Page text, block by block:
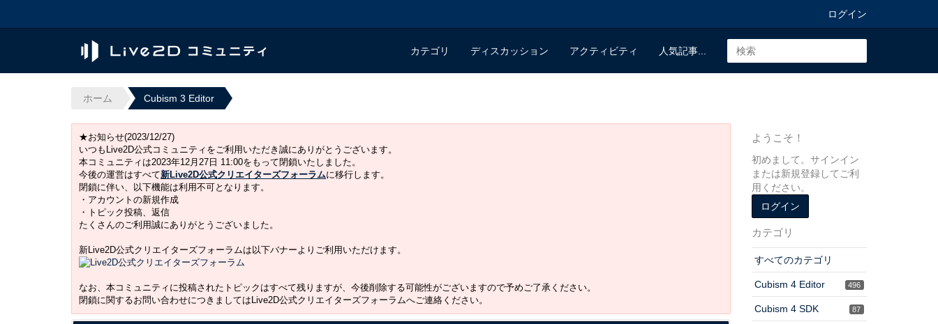
ログイン
カテゴリ ディスカッション アクティビティ 人気記事...
ホーム Cubism 3 Editor
★お知らせ(2023/12/27)
いつもLive2D公式コミュニティをご利用いただき誠にありがとうございます。
本コミュニティは2023年12月27日 11:00をもって閉鎖いたしました。
今後の運営はすべて新Live2D公式クリエイターズフォーラムに移行します。
閉鎖に伴い、以下機能は利用不可となります。
・アカウントの新規作成
・トピック投稿、返信
たくさんのご利用誠にありがとうございました。
新Live2D公式クリエイターズフォーラムは以下バナーよりご利用いただけます。
なお、本コミュニティに投稿されたトピックはすべて残りますが、今後削除する可能性がございますので予めご了承ください。
閉鎖に関するお問い合わせにつきましてはLive2D公式クリエイターズフォーラムへご連絡ください。
ようこそ！
初めまして。サインイン
または新規登録してご利
用ください。
ログイン
カテゴリ
すべてのカテゴリ
496
Cubism 4 Editor
87
Cubism 4 SDK